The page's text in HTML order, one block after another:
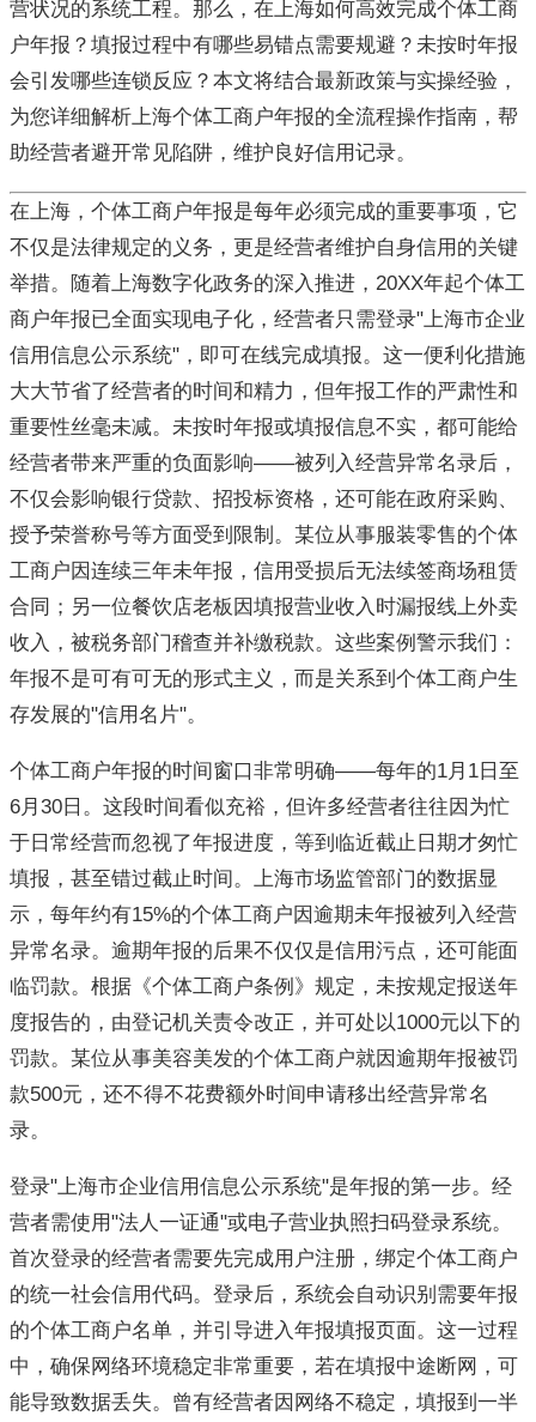
营状况的系统工程。那么，在上海如何高效完成个体工商
户年报？填报过程中有哪些易错点需要规避？未按时年报
会引发哪些连锁反应？本文将结合最新政策与实操经验，
为您详细解析上海个体工商户年报的全流程操作指南，帮
助经营者避开常见陷阱，维护良好信用记录。
在上海，个体工商户年报是每年必须完成的重要事项，它
不仅是法律规定的义务，更是经营者维护自身信用的关键
举措。随着上海数字化政务的深入推进，20XX年起个体工
商户年报已全面实现电子化，经营者只需登录"上海市企业
信用信息公示系统"，即可在线完成填报。这一便利化措施
大大节省了经营者的时间和精力，但年报工作的严肃性和
重要性丝毫未减。未按时年报或填报信息不实，都可能给
经营者带来严重的负面影响——被列入经营异常名录后，
不仅会影响银行贷款、招投标资格，还可能在政府采购、
授予荣誉称号等方面受到限制。某位从事服装零售的个体
工商户因连续三年未年报，信用受损后无法续签商场租赁
合同；另一位餐饮店老板因填报营业收入时漏报线上外卖
收入，被税务部门稽查并补缴税款。这些案例警示我们：
年报不是可有可无的形式主义，而是关系到个体工商户生
存发展的"信用名片"。
个体工商户年报的时间窗口非常明确——每年的1月1日至
6月30日。这段时间看似充裕，但许多经营者往往因为忙
于日常经营而忽视了年报进度，等到临近截止日期才匆忙
填报，甚至错过截止时间。上海市场监管部门的数据显
示，每年约有15%的个体工商户因逾期未年报被列入经营
异常名录。逾期年报的后果不仅仅是信用污点，还可能面
临罚款。根据《个体工商户条例》规定，未按规定报送年
度报告的，由登记机关责令改正，并可处以1000元以下的
罚款。某位从事美容美发的个体工商户就因逾期年报被罚
款500元，还不得不花费额外时间申请移出经营异常名
录。
登录"上海市企业信用信息公示系统"是年报的第一步。经
营者需使用"法人一证通"或电子营业执照扫码登录系统。
首次登录的经营者需要先完成用户注册，绑定个体工商户
的统一社会信用代码。登录后，系统会自动识别需要年报
的个体工商户名单，并引导进入年报填报页面。这一过程
中，确保网络环境稳定非常重要，若在填报中途断网，可
能导致数据丢失。曾有经营者因网络不稳定，填报到一半